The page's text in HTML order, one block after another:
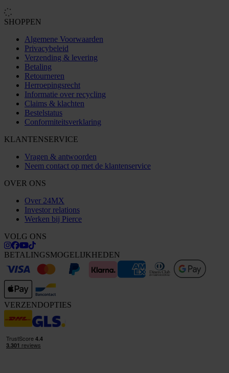
SHOPPEN
Algemene Voorwaarden
Privacybeleid
Verzending & levering
Betaling
Retourneren
Herroepingsrecht
Informatie over recycling
Claims & klachten
Bestelstatus
Conformiteitsverklaring
KLANTENSERVICE
Vragen & antwoorden
Neem contact op met de klantenservice
OVER ONS
Over 24MX
Investor relations
Werken bij Pierce
VOLG ONS
BETALINGSMOGELIJKHEDEN
VERZENDOPTIES